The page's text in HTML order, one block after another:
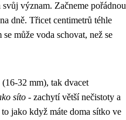
význam. Začneme pořádnou
dně. Třicet centimetrů téhle
může voda schovat, než se
32 mm), tak dvacet
síto - zachytí větší nečistoty a
jako když máte doma sítko ve